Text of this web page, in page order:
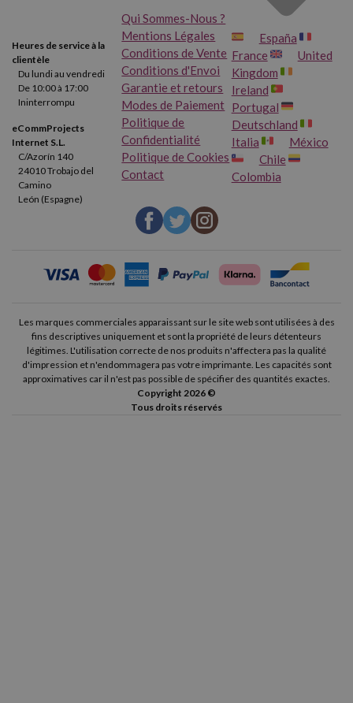
Heures de service à la
clientèle
Du lundi au vendredi
De 10:00 à 17:00
Ininterrompu
eCommProjects
Internet S.L.
C/Azorín 140
24010 Trobajo del
Camino
León (Espagne)
Qui Sommes-Nous ?
Mentions Légales
Conditions de Vente
Conditions d'Envoi
Garantie et retours
Modes de Paiement
Politique de
Confidentialité
Politique de Cookies
Contact
España
France
United
Kingdom
Ireland
Portugal
Deutschland
Italia
México
Chile
Colombia
Les marques commerciales apparaissant sur le site web sont utilisées à des
fins descriptives uniquement et sont la propriété de leurs détenteurs
légitimes. L'utilisation correcte de nos produits n'affectera pas la qualité
d'impression et n'endommagera pas votre imprimante. Les capacités sont
approximatives car il n'est pas possible de spécifier des quantités exactes.
Copyright 2026 ©
Tous droits réservés